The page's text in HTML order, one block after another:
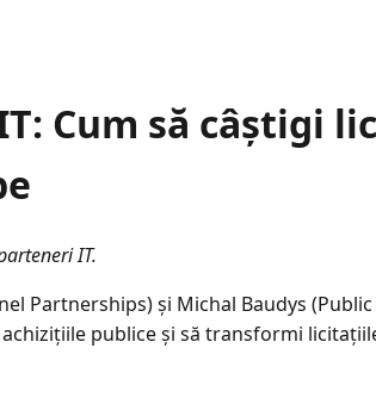
Cum să câștigi
IT.
Partnerships) și Michal Baudys
publice și să transformi